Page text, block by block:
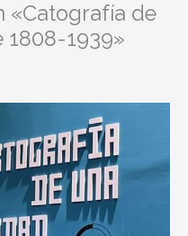
«Catografía de
1939»